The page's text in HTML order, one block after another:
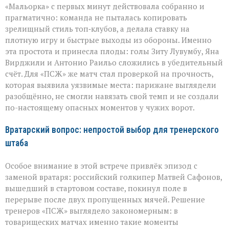
«Мальорка» с первых минут действовала собранно и
прагматично: команда не пыталась копировать
зрелищный стиль топ‑клубов, а делала ставку на
плотную игру и быстрые выходы из обороны. Именно
эта простота и принесла плоды: голы Зиту Лувумбу, Яна
Вирджили и Антонио Раильо сложились в убедительный
счёт. Для «ПСЖ» же матч стал проверкой на прочность,
которая выявила уязвимые места: парижане выглядели
разобщённо, не смогли навязать свой темп и не создали
по-настоящему опасных моментов у чужих ворот.
Вратарский вопрос: непростой выбор для тренерского
штаба
Особое внимание в этой встрече привлёк эпизод с
заменой вратаря: российский голкипер Матвей Сафонов,
вышедший в стартовом составе, покинул поле в
перерыве после двух пропущенных мячей. Решение
тренеров «ПСЖ» выглядело закономерным: в
товарищеских матчах именно такие моменты